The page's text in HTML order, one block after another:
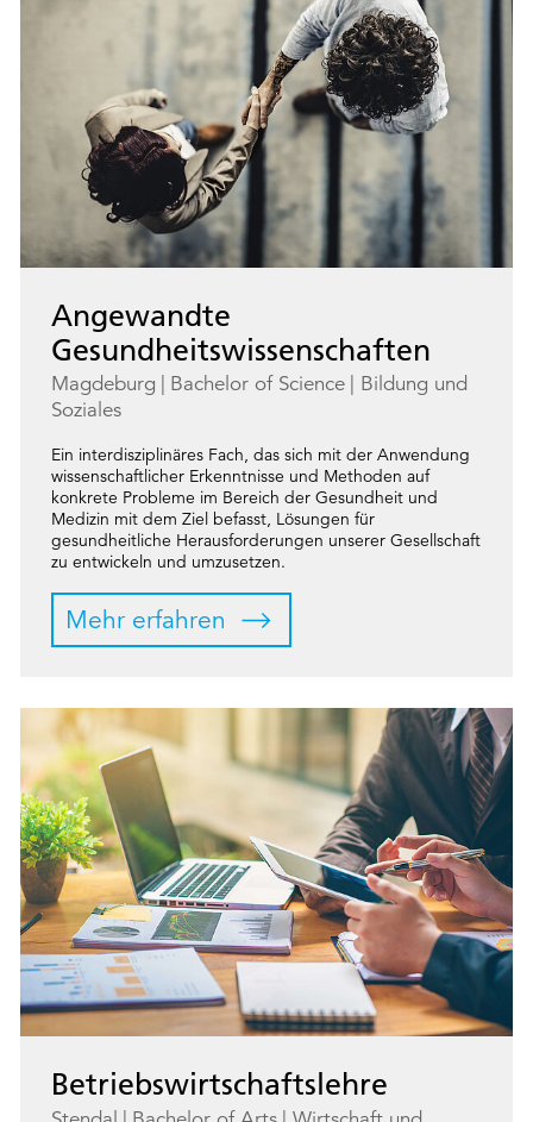
Angewandte
Gesundheitswissenschaften
Magdeburg Bachelor of Science
Bildung und
Soziales
Ein interdisziplinäres Fach, das sich mit der Anwendung
wissenschaftlicher Erkenntnisse und Methoden auf
konkrete Probleme im Bereich der Gesundheit und
Medizin mit dem Ziel befasst, Lösungen für
gesundheitliche Herausforderungen unserer Gesellschaft
zu entwickeln und umzusetzen.
Mehr erfahren
Betriebswirtschaftslehre